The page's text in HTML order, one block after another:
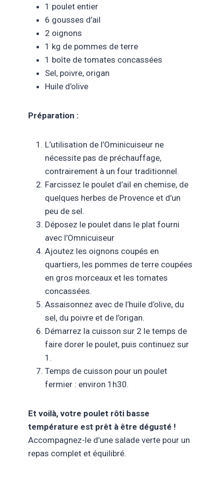
1 poulet entier
6 gousses d’ail
2 oignons
1 kg de pommes de terre
1 boîte de tomates concassées
Sel, poivre, origan
Huile d’olive
Préparation :
L’utilisation de l’Ominicuiseur ne
nécessite pas de préchauffage,
contrairement à un four traditionnel.
Farcissez le poulet d’ail en chemise, de
quelques herbes de Provence et d’un
peu de sel.
Déposez le poulet dans le plat fourni
avec l’Omnicuiseur
Ajoutez les oignons coupés en
quartiers, les pommes de terre coupées
en gros morceaux et les tomates
concassées.
Assaisonnez avec de l’huile d’olive, du
sel, du poivre et de l’origan.
Démarrez la cuisson sur 2 le temps de
faire dorer le poulet, puis continuez sur
1.
Temps de cuisson pour un poulet
fermier : environ 1h30.
Et voilà, votre poulet rôti basse
température est prêt à être dégusté !
Accompagnez-le d’une salade verte pour un
repas complet et équilibré.